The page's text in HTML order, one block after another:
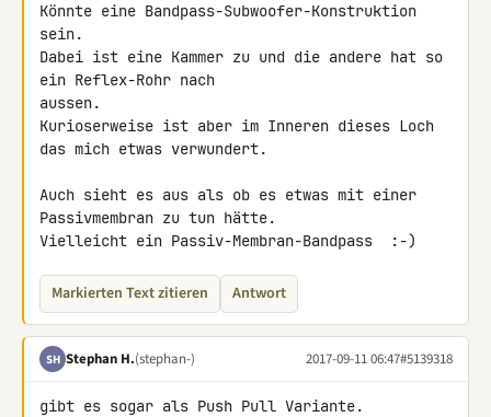
Könnte eine Bandpass-Subwoofer-Konstruktion
sein.
Dabei ist eine Kammer zu und die andere hat so
ein Reflex-Rohr nach
aussen.
Kurioserweise ist aber im Inneren dieses Loch
das mich etwas verwundert.
Auch sieht es aus als ob es etwas mit einer
Passivmembran zu tun hätte.
Vielleicht ein Passiv-Membran-Bandpass  :-)
Markierten Text zitieren Antwort
SH Stephan H.(stephan-) 2017-09-11 06:47#5139318
gibt es sogar als Push Pull Variante.